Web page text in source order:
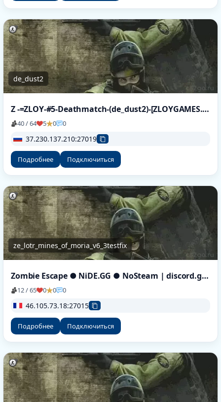
de_dust2
Z -=ZLOY-#5-Deathmatch-(de_dust2)-[ZLOYGAMES.COM]=-
40 / 64 5 0 0
37.230.137.210:27019
Подробнее Подключиться
ze_lotr_mines_of_moria_v6_3testfix
Zombie Escape ● NiDE.GG ● NoSteam | discord.gg/nide
12 / 65 0 0 0
46.105.73.18:27015
Подробнее Подключиться